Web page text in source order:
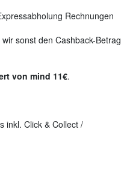
Rechnungen
sonst den Cashback-Betrag
von mind 11€.
inkl. Click & Collect /